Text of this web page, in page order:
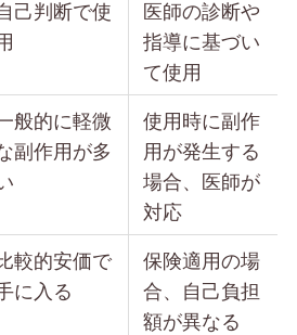
己判断で使
医師の診断や
指導に基づい
て使用
般的に軽微
副作用が多
使用時に副作
用が発生する
場合、医師が
対応
較的安価で
に入る
保険適用の場
合、自己負担
額が異なる